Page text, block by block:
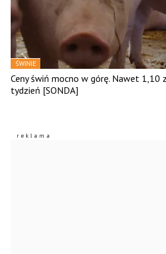
ŚWINIE
Ceny świń mocno w górę. Nawet 1,10
tydzień [SONDA]